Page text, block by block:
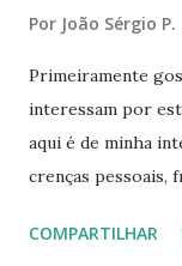
Por João Sérgio P.
Primeiramente
interessam por
aqui é de minha
crenças pessoais,
porque nem
COMPARTILHAR